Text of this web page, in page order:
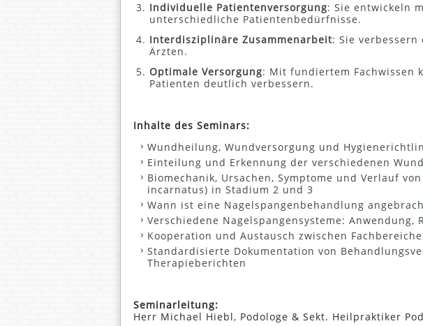
Individuelle Patientenversorgung: Sie entwickeln
unterschiedliche Patientenbedürfnisse.
Interdisziplinäre Zusammenarbeit: Sie verbessern
Ärzten.
Optimale Versorgung: Mit fundiertem Fachwissen
Patienten deutlich verbessern.
Inhalte des Seminars:
Wundheilung, Wundversorgung und
Einteilung und Erkennung der verschiedenen
Biomechanik, Ursachen, Symptome und Verlauf
incarnatus) in Stadium 2 und 3
Wann ist eine Nagelspangenbehandlung
Verschiedene Nagelspangensysteme: Anwendung,
Kooperation und Austausch zwischen
Standardisierte Dokumentation von
Therapieberichten
Seminarleitung:
Herr Michael Hiebl, Podologe & Sekt. Heilpraktiker